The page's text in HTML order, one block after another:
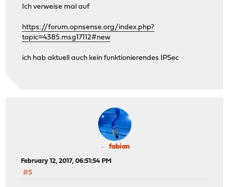
Ich verweise mal auf
https://forum.opnsense.org/index.php?
topic=4385.msg17112#new
ich hab aktuell auch kein funktionierendes IPSec
fabian
February 12, 2017, 06:51:54 PM
#5